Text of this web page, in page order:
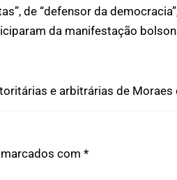
de “defensor da
da manifestação
e arbitrárias de Moraes
com *